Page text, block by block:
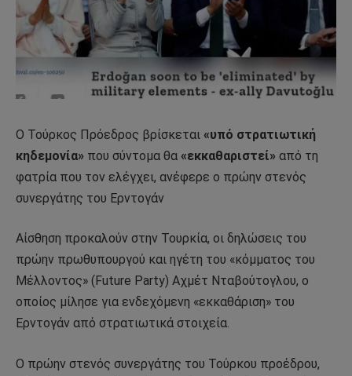
Ο Τούρκος Πρόεδρος βρίσκεται «υπό στρατιωτική
κηδεμονία» που σύντομα θα «εκκαθαριστεί» από τη
φατρία που τον ελέγχει, ανέφερε ο πρώην στενός
συνεργάτης του Ερντογάν
Αίσθηση προκαλούν στην Τουρκία, οι δηλώσεις του
πρώην πρωθυπουργού και ηγέτη του «κόμματος του
Μέλλοντος» (Future Party) Αχμέτ Νταβούτογλου, ο
οποίος μίλησε για ενδεχόμενη «εκκαθάριση» του
Ερντογάν από στρατιωτικά στοιχεία.
Ο πρώην στενός συνεργάτης του Τούρκου προέδρου,